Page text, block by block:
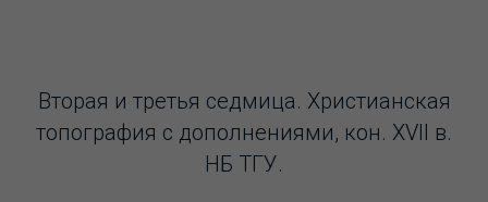
Вторая и третья седмица. Христианская
топография с дополнениями, кон. XVII в.
НБ ТГУ.